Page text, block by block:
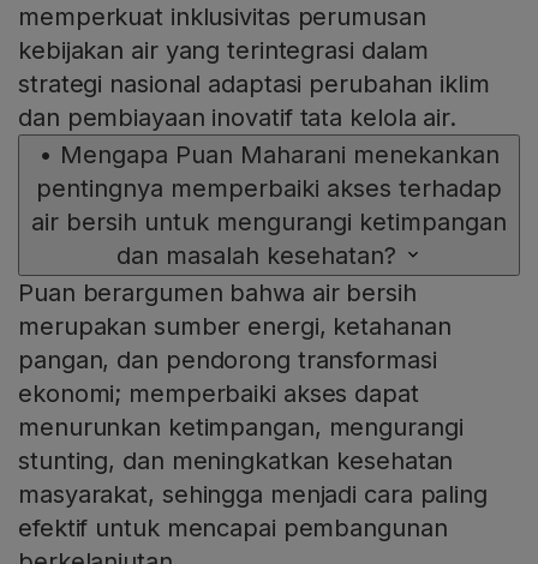
memperkuat inklusivitas perumusan
kebijakan air yang terintegrasi dalam
strategi nasional adaptasi perubahan iklim
dan pembiayaan inovatif tata kelola air.
• Mengapa Puan Maharani menekankan
pentingnya memperbaiki akses terhadap
air bersih untuk mengurangi ketimpangan
dan masalah kesehatan?
Puan berargumen bahwa air bersih
merupakan sumber energi, ketahanan
pangan, dan pendorong transformasi
ekonomi; memperbaiki akses dapat
menurunkan ketimpangan, mengurangi
stunting, dan meningkatkan kesehatan
masyarakat, sehingga menjadi cara paling
efektif untuk mencapai pembangunan